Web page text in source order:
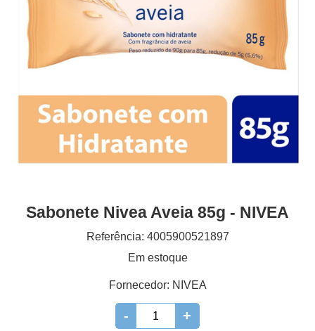
Sabonete Nivea Aveia 85g - NIVEA
Referência: 4005900521897
Em estoque
Fornecedor: NIVEA
- +